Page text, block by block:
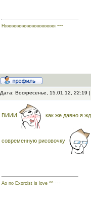
Няяяяяяяяяяяяяяяяяяяя ---
Дата: Воскресенье, 15.01.12, 22:19
ВИИИ как же давно я
современную рисовочку
Ao no Exorcist is love ^^ ---